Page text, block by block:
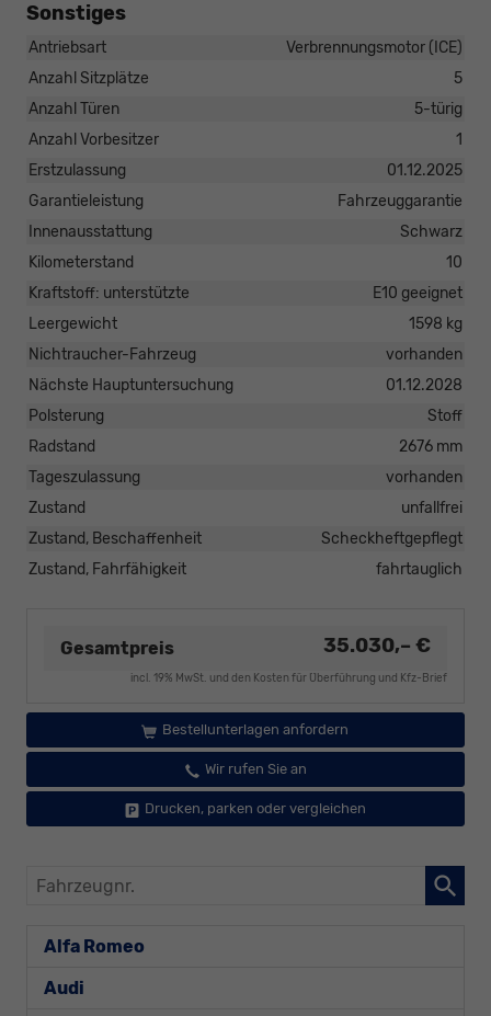
Sonstiges
Antriebsart
Verbrennungsmotor (ICE)
Anzahl Sitzplätze
5
Anzahl Türen
5-türig
Anzahl Vorbesitzer
1
Erstzulassung
01.12.2025
Garantieleistung
Fahrzeuggarantie
Innenausstattung
Schwarz
Kilometerstand
10
Kraftstoff: unterstützte
E10 geeignet
Leergewicht
1598 kg
Nichtraucher-Fahrzeug
vorhanden
Nächste Hauptuntersuchung
01.12.2028
Polsterung
Stoff
Radstand
2676 mm
Tageszulassung
vorhanden
Zustand
unfallfrei
Zustand, Beschaffenheit
Scheckheftgepflegt
Zustand, Fahrfähigkeit
fahrtauglich
Gesamtpreis 35.030,– €
incl. 19% MwSt. und den Kosten für Überführung und Kfz-Brief
Bestellunterlagen anfordern
Wir rufen Sie an
Drucken, parken oder vergleichen
Fahrzeugnr.
Alfa Romeo
Audi